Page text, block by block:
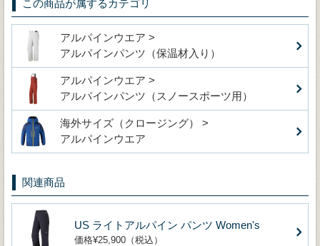
この商品が属するカテゴリ
アルパインウエア >
アルパインパンツ（保温材入り）
アルパインウエア >
アルパインパンツ（スノースポーツ用）
海外サイズ（クロージング） >
アルパインウエア
関連商品
US ライトアルパイン パンツ Women's
価格¥25,900（税込）